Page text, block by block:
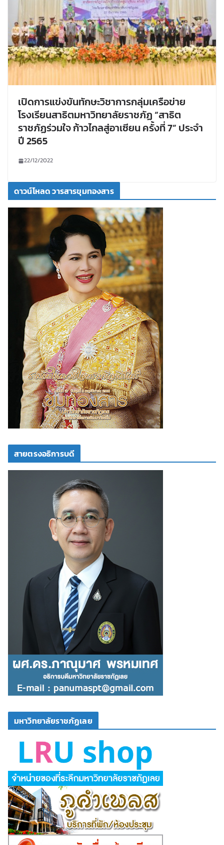
เปิดการแข่งขันทักษะวิชาการกลุ่มเครือข่าย
โรงเรียนสาธิตมหาวิทยาลัยราชภัฏ “สาธิต
ราชภัฏร่วมใจ ก้าวไกลสู่อาเซียน ครั้งที่ 7” ประจำ
ปี 2565
22/12/2022
ดาวน์โหลด วารสารขุมทองสาร
สายตรงอธิการบดี
มหาวิทยาลัยราชภัฏเลย